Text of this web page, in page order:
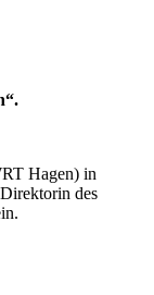
Hagen) in
des